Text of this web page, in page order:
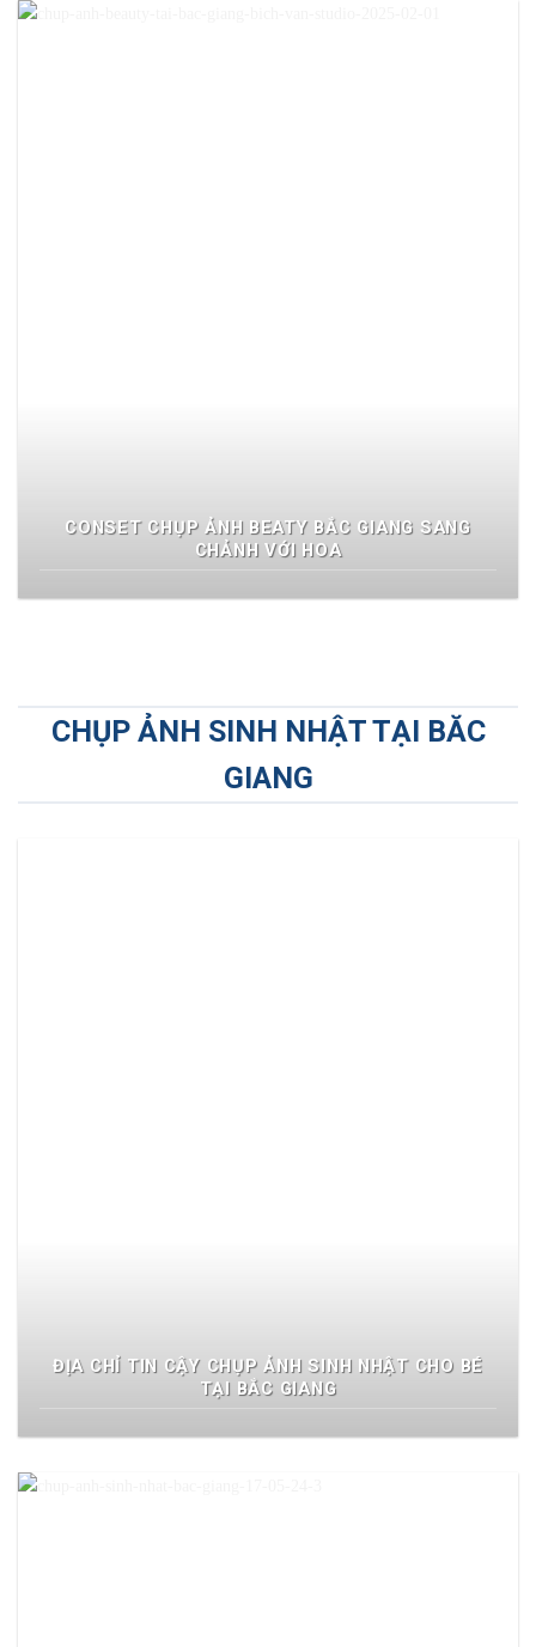
CONSET CHỤP ẢNH BEATY BẮC GIANG SANG
CHẢNH VỚI HOA
CHỤP ẢNH SINH NHẬT TẠI BĂC
GIANG
ĐỊA CHỈ TIN CẬY CHỤP ẢNH SINH NHẬT CHO BÉ
TẠI BẮC GIANG